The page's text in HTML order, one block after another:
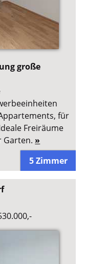
große
für
Freiräume
Garten. »
5 Zimmer